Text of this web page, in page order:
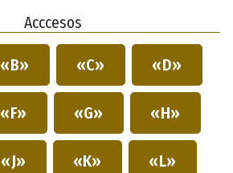
Acccesos
«B» «C» «D»
«F» «G» «H»
«J» «K» «L»